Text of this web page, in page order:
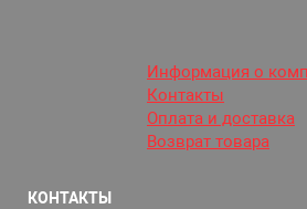
Информация о
Контакты
Оплата и доставка
Возврат товара
КОНТАКТЫ